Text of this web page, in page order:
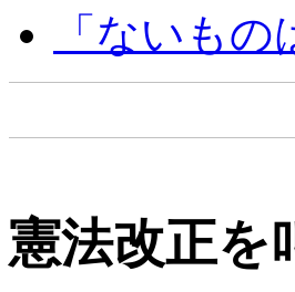
「ないも
憲法改正を